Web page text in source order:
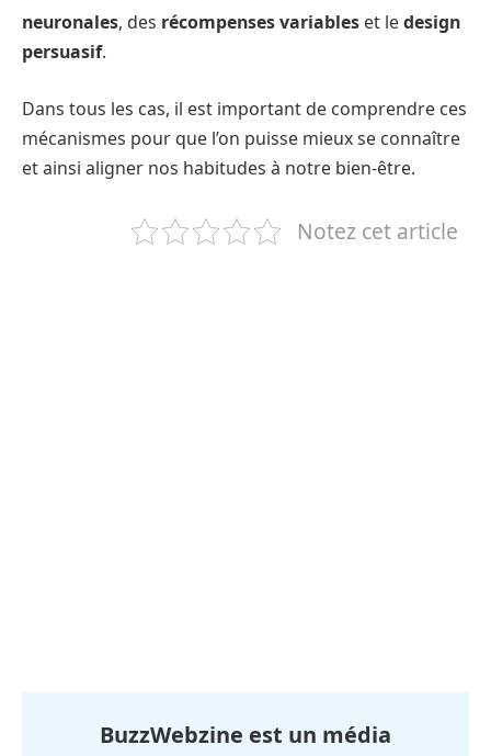
neuronales, des récompenses variables et ledesign
persuasif.
Dans tous les cas, il est important de comprendre ces
mécanismes pour que l’on puisse mieux se connaître
et ainsi aligner nos habitudes à notre bien-être.
Notez cet article
BuzzWebzine est un média